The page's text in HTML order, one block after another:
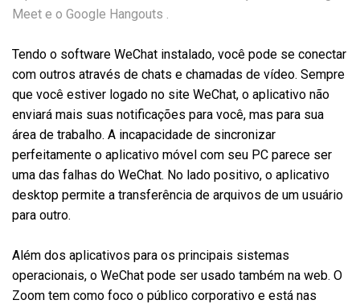
Meet e o Google Hangouts .
Tendo o software WeChat instalado, você pode se conectar
com outros através de chats e chamadas de vídeo. Sempre
que você estiver logado no site WeChat, o aplicativo não
enviará mais suas notificações para você, mas para sua
área de trabalho. A incapacidade de sincronizar
perfeitamente o aplicativo móvel com seu PC parece ser
uma das falhas do WeChat. No lado positivo, o aplicativo
desktop permite a transferência de arquivos de um usuário
para outro.
Além dos aplicativos para os principais sistemas
operacionais, o WeChat pode ser usado também na web. O
Zoom tem como foco o público corporativo e está nas